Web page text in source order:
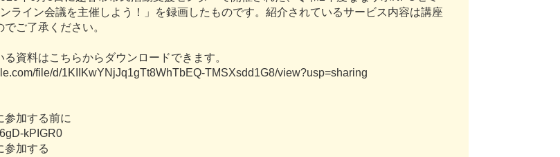
ンライ ン会議を主催 し よ う ！ 」 を録画した ものです。 紹介されているサー ビス内容は講座
でご了承 く ださ い。
る資料はこ ち らから ダウ ン ロ ー ドでき ま す。
e.com/fi e/d/1K KwYN jJq1gTt8WhTbEQ-TMSXsdd1G8/view?usp=sharing
参加する前に
6gD-kP GR0
参加する